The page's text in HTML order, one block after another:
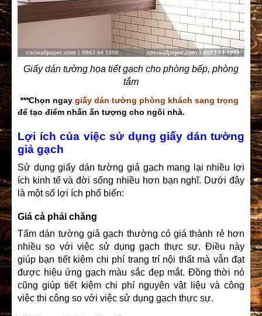
Giấy dán tường họa tiết gạch cho phòng bếp, phòng
tắm
***Chọn ngay giấy dán tường phòng khách sang trọng
để tạo điểm nhấn ấn tượng cho ngôi nhà.
Lợi ích của việc sử dụng giấy dán tường
giả gạch
Sử dụng giấy dán tường giả gạch mang lại nhiều lợi
ích kinh tế và đời sống nhiều hơn bạn nghĩ. Dưới đây
là một số lợi ích phổ biến:
Giá cả phải chăng
Tấm dán tường giả gạch thường có giá thành rẻ hơn
nhiều so với việc sử dụng gạch thực sự. Điều này
giúp bạn tiết kiệm chi phí trang trí nội thất mà vẫn đạt
được hiệu ứng gạch màu sắc đẹp mắt. Đồng thời nó
cũng giúp tiết kiệm chi phí nguyên vật liệu và công
việc thi công so với việc sử dụng gạch thực sự.